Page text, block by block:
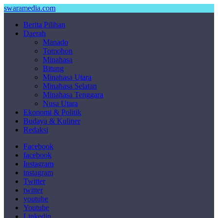
swaramedia.com
Berita Pilihan
Daerah
Manado
Tomohon
Minahasa
Bitung
Minahasa Utara
Minahasa Selatan
Minahasa Tenggara
Nusa Utara
Ekonomi & Politik
Budaya & Kuliner
Redaksi
Facebook
facebook
Instagram
instagram
Twitter
twitter
youtube
Youtube
Linkedin